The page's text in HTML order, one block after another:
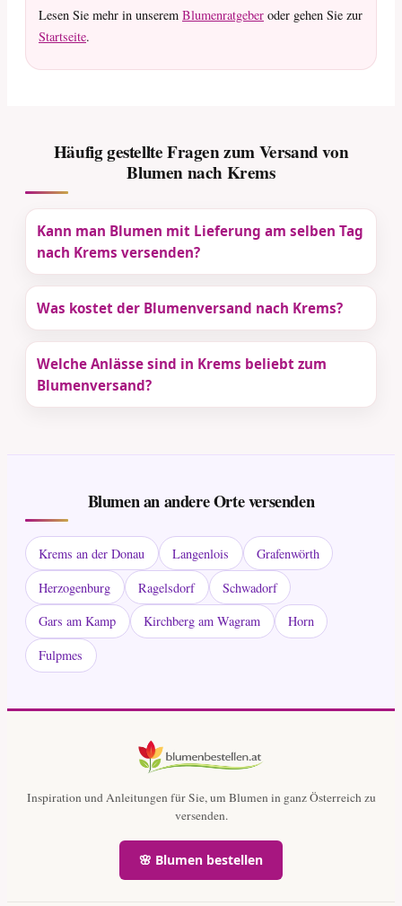
Lesen Sie mehr in unserem Blumenratgeber oder gehen Sie zur
Startseite.
Häufig gestellte Fragen zum Versand von
Blumen nach Krems
Kann man Blumen mit Lieferung am selben Tag
nach Krems versenden?
Was kostet der Blumenversand nach Krems?
Welche Anlässe sind in Krems beliebt zum
Blumenversand?
Blumen an andere Orte versenden
Krems an der Donau Langenlois
Grafenwörth
Herzogenburg
Ragelsdorf
Schwadorf
Gars am Kamp
Kirchberg am Wagram
Horn
Fulpmes
Inspiration und Anleitungen für Sie, um Blumen in ganz Österreich zu
versenden.
🌸 Blumen bestellen